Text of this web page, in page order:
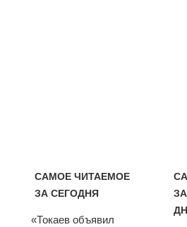
САМОЕ ЧИТАЕМОЕ
ЗА СЕГОДНЯ
«Токаев объявил